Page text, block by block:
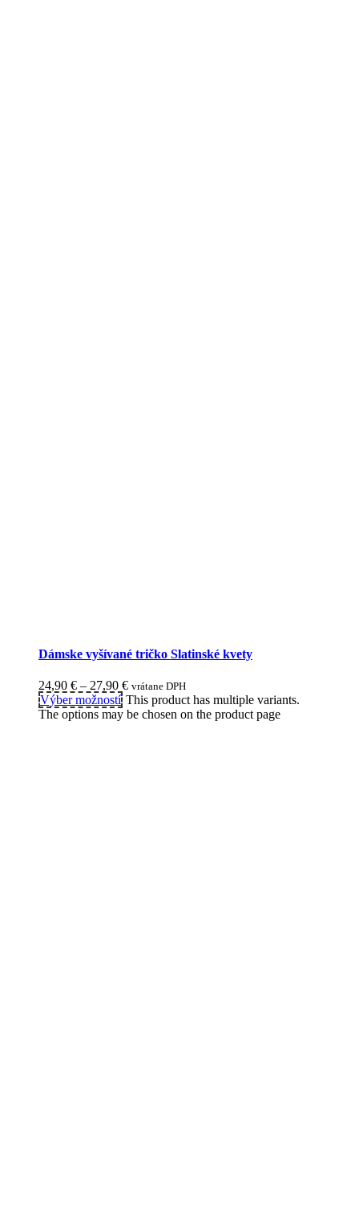
Dámske vyšívané tričko Slatinské kvety
24,90 € – 27,90 € vrátane DPH
Výber možností This product has multiple variants.
The options may be chosen on the product page